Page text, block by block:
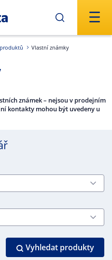
Vlastní známky
známek – nejsou v prodejním
kontakty mohou být uvedeny u
Vyhledat produkty